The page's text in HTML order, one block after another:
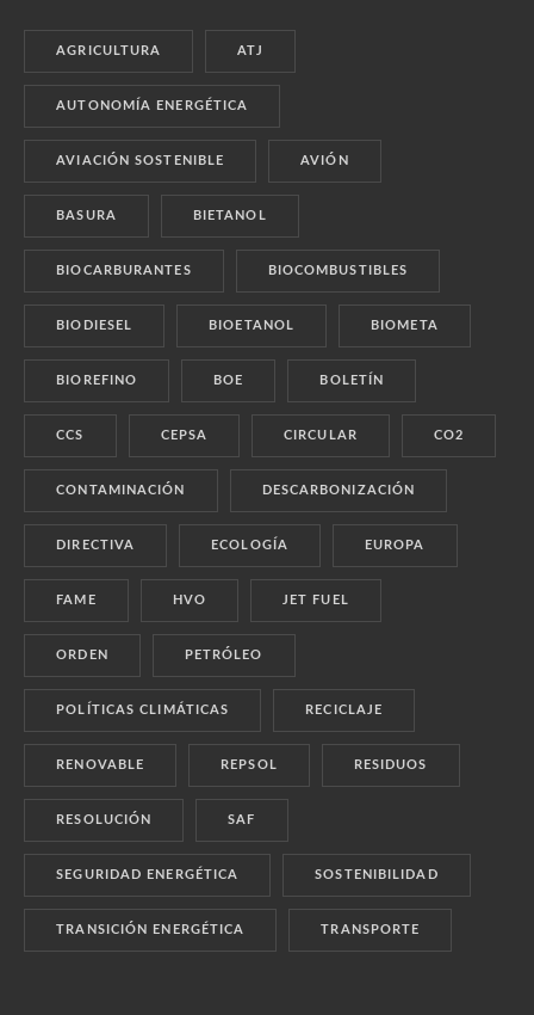
AGRICULTURA ATJ
AUTONOMÍA ENERGÉTICA
AVIACIÓN SOSTENIBLE AVIÓN
BASURA BIETANOL
BIOCARBURANTES BIOCOMBUSTIBLES
BIODIESEL BIOETANOL BIOMETA
BIOREFINO BOE BOLETÍN
CCS CEPSA CIRCULAR CO2
CONTAMINACIÓN DESCARBONIZACIÓN
DIRECTIVA ECOLOGÍA EUROPA
FAME HVO JET FUEL
ORDEN PETRÓLEO
POLÍTICAS CLIMÁTICAS RECICLAJE
RENOVABLE REPSOL RESIDUOS
RESOLUCIÓN SAF
SEGURIDAD ENERGÉTICA SOSTENIBILIDAD
TRANSICIÓN ENERGÉTICA TRANSPORTE